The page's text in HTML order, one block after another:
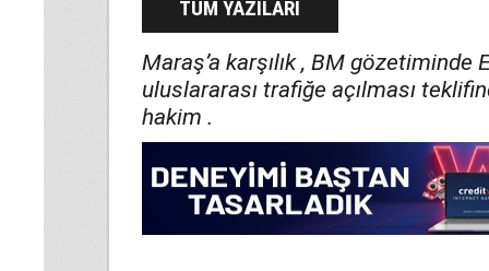
TÜM YAZILARI
Maraş’a karşılık , BM gözetiminde
uluslararası trafiğe açılması
hakim .